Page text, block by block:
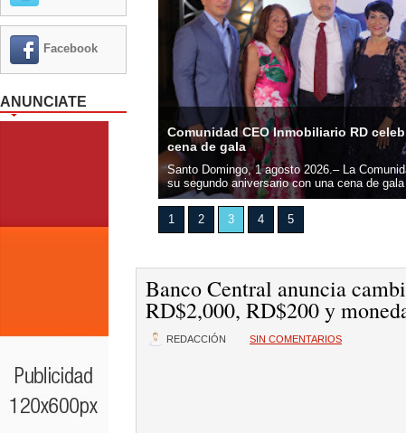
Facebook
ANUNCIATE
Comunidad CEO Inmobiliario RD
cena de gala
Santo Domingo, 1 agosto 2026.– La
su segundo aniversario con una cena de
1 2 3 4 5
Banco Central anuncia
RD$2,000, RD$200 y
REDACCIÓN SIN COMENTARIOS